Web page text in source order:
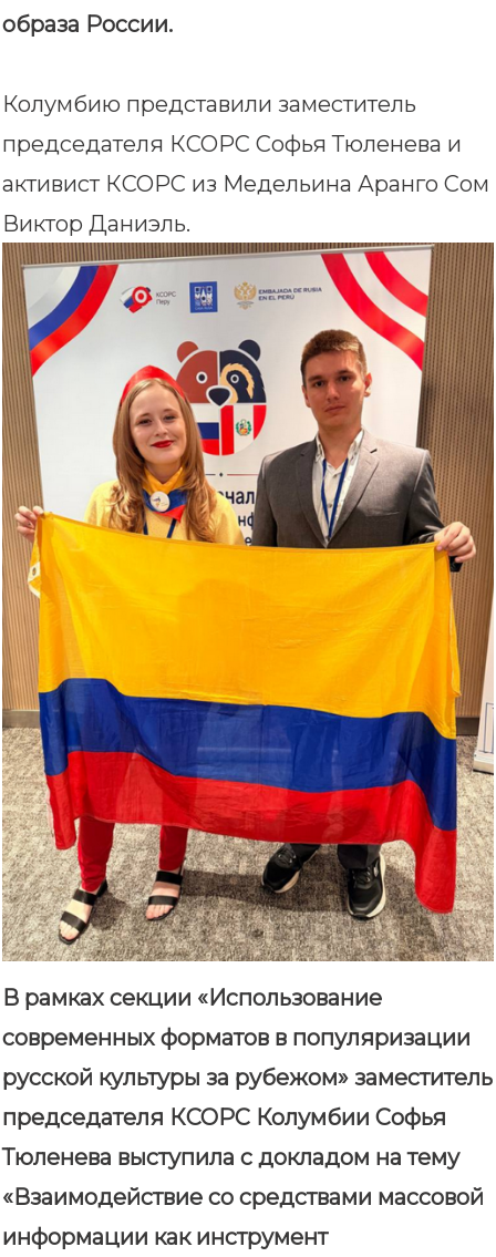
образа России.
Колумбию представили заместитель
председателя КСОРС Софья Тюленева и
активист КСОРС из Медельина Аранго Сом
Виктор Даниэль.
В рамках секции «Использование
современных форматов в популяризации
русской культуры за рубежом» заместитель
председателя КСОРС Колумбии Софья
Тюленева выступила с докладом на тему
«Взаимодействие со средствами массовой
информации как инструмент